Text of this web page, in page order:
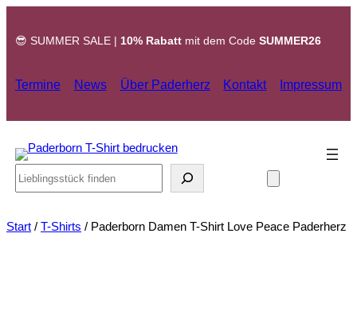
Inhalt
😎 SUMMER SALE | 10% Rabattmit dem Code SUMMER26
Termine News Über Paderherz Kontakt Impressum
Search
Start / T-Shirts / Paderborn Damen T-Shirt Love Peace Paderherz